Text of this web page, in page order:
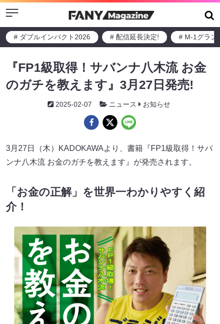
Menu
# ダブルインパクト2026 # 配信延長決定! # M-1グラン
『FP1級取得！サバンナ八木流 お金
のガチを教えます』3月27日発売!
2025-02-07 ニュース お知らせ
3月27日（木）KADOKAWAより、書籍『FP1級取得！サバ
ンナ八木流 お金のガチを教えます』が発売されます。
「お金の正解」を世界一わかりやすく紹
介！